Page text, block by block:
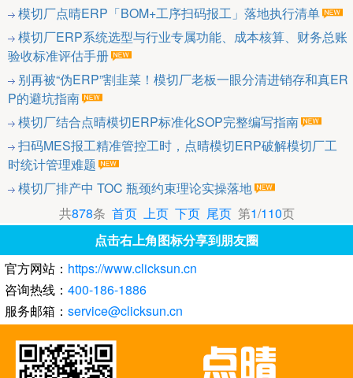
模切厂点晴ERP「BOM+工序扫码报工」落地执行清单
模切厂ERP系统选型与行业专属功能、成本核算、财务总账
验收标准评估手册
别再被“伪ERP”割韭菜！模切厂老板一眼分清进销存和真ER
P的避坑指南
模切厂结合点晴模切ERP标准化SOP完整编写指南
扫码MES报工精准管控工时，点晴模切ERP破解模切厂工
时统计管理难题
模切厂排产中 TOC 瓶颈约束理论实操落地
共878条 首页 上页 下页 尾页第1/110页
点击右上角图标分享到朋友圈
官方网站： https://www.clicksun.cn
咨询热线： 400-186-1886
服务邮箱： service@clicksun.cn